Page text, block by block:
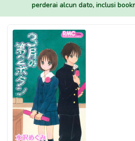
perderai alcun dato, inclusi